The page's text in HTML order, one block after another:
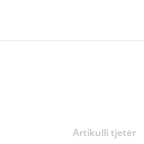
Artikulli tjetër